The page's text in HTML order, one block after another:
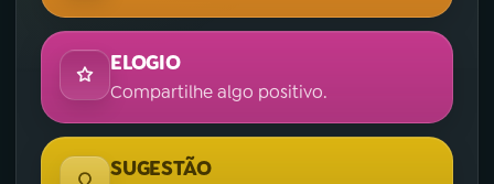
ELOGIO
Compartilhe algo positivo.
SUGESTÃO